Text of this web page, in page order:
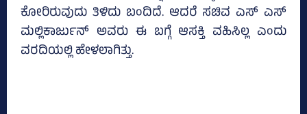
ಕೋರಿರುವುದು ತಿಳಿದು ಬಂದಿದೆ. ಆದರೆ ಸಚಿವ ಎಸ್‌ ಎಸ್‌
ಮಲ್ಲಿಕಾರ್ಜುನ್‌ ಅವರು ಈ ಬಗ್ಗೆ ಆಸಕ್ತಿ ವಹಿಸಿಲ್ಲ ಎಂದು
ವರದಿಯಲ್ಲಿ ಹೇಳಲಾಗಿತ್ತು.